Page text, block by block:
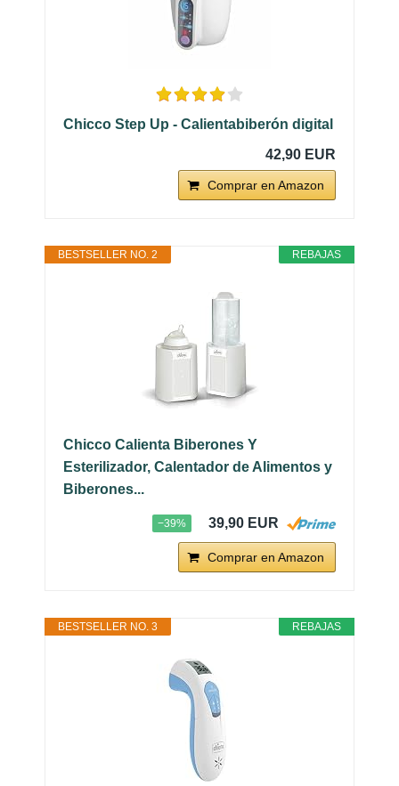
Chicco Step Up - Calientabiberón digital
42,90 EUR
Comprar en Amazon
REBAJAS
BESTSELLER NO. 2
Chicco Calienta Biberones Y
Esterilizador, Calentador de Alimentos y
Biberones...
−39% 39,90 EUR
Comprar en Amazon
REBAJAS
BESTSELLER NO. 3